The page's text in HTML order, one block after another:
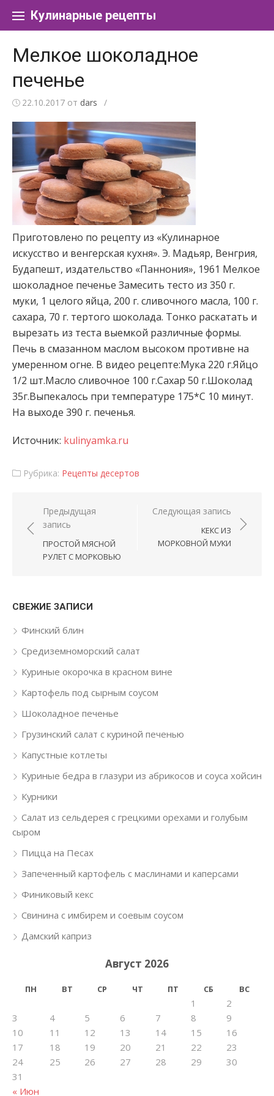
Кулинарные рецепты
Мелкое шоколадное
печенье
22.10.2017 от dars /
Приготовлено по рецепту из «Кулинарное
искусство и венгерская кухня». Э. Мадьяр, Венгрия,
Будапешт, издательство «Паннония», 1961 Мелкое
шоколадное печенье Замесить тесто из 350 г.
муки, 1 целого яйца, 200 г. сливочного масла, 100 г.
сахара, 70 г. тертого шоколада. Тонко раскатать и
вырезать из теста выемкой различные формы.
Печь в смазанном маслом высоком противне на
умеренном огне. В видео рецепте:Мука 220 г.Яйцо
1/2 шт.Масло сливочное 100 г.Сахар 50 г.Шоколад
35г.Выпекалось при температуре 175*С 10 минут.
На выходе 390 г. печенья.
Источник: kulinyamka.ru
Рубрика: Рецепты десертов
Навигация по записям
Предыдущая
запись
ПРОСТОЙ МЯСНОЙ
РУЛЕТ С МОРКОВЬЮ
Следующая запись
КЕКС ИЗ
МОРКОВНОЙ МУКИ
СВЕЖИЕ ЗАПИСИ
Финский блин
Средиземноморский салат
Куриные окорочка в красном вине
Картофель под сырным соусом
Шоколадное печенье
Грузинский салат с куриной печенью
Капустные котлеты
Куриные бедра в глазури из абрикосов и соуса хойсин
Курники
Салат из сельдерея с грецкими орехами и голубым
сыром
Пицца на Песах
Запеченный картофель с маслинами и каперсами
Финиковый кекс
Свинина с имбирем и соевым соусом
Дамский каприз
Август 2026
ПН ВТ СР ЧТ ПТ СБ ВС
« Июн
1
2
3
4 5 6 7 8
9
10
11 12 13 14 15
16
17
18 19 20 21 22
23
24
25 26 27 28 29
30
31